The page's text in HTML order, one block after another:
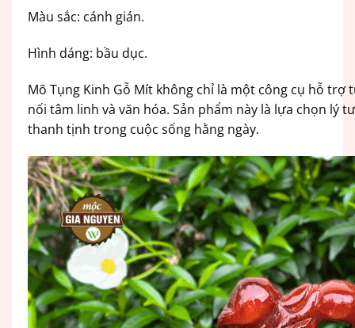
Màu sắc: cánh gián.
Hình dáng: bầu dục.
Mõ Tụng Kinh Gỗ Mít không chỉ là một công cụ hỗ
nối tâm linh và văn hóa. Sản phẩm này là lựa chọn lý
thanh tịnh trong cuộc sống hằng ngày.